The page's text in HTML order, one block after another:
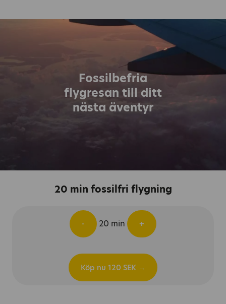
Fossilbefria
flygresan till ditt
nästa äventyr
20 min fossilfri flygning
- 20 min +
Köp nu 120 SEK →